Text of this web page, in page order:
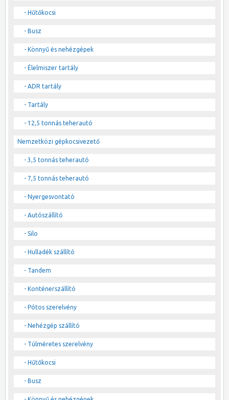
- Hűtőkocsi
- Busz
- Könnyű és nehézgépek
- Élelmiszer tartály
- ADR tartály
- Tartály
- 12,5 tonnás teherautó
Nemzetközi gépkocsivezető
- 3,5 tonnás teherautó
- 7,5 tonnás teherautó
- Nyergesvontató
- Autószállító
- Silo
- Hulladék szállító
- Tandem
- Konténerszállító
- Pótos szerelvény
- Nehézgép szállító
- Túlméretes szerelvény
- Hűtőkocsi
- Busz